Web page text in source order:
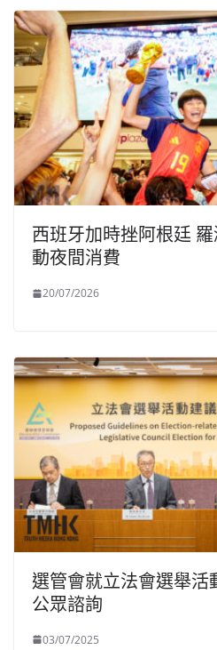
西班牙加時挫阿根廷
動夜間消費
20/07/2026
選管會就立法會選舉活
公眾諮詢
03/07/2025